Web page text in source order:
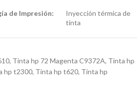
de Impresión:
Inyección térmica de
tinta
, Tinta hp 72 Magenta C9372A, Tinta hp
hp t2300, Tinta hp t620, Tinta hp